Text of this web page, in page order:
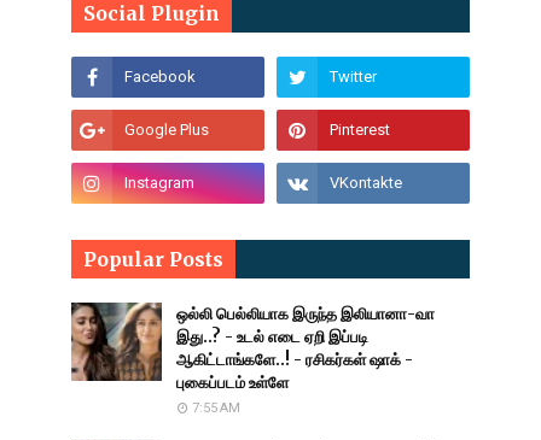
Social Plugin
Popular Posts
ஒல்லி பெல்லியாக இருந்த இலியானா-வா
இது..? - உடல் எடை ஏறி இப்படி
ஆகிட்டாங்களே..! - ரசிகர்கள் ஷாக் -
புகைப்படம் உள்ளே
7:55 AM